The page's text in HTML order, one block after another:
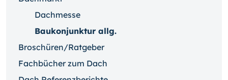
Dachmesse
Baukonjunktur allg.
Broschüren/Ratgeber
Fachbücher zum Dach